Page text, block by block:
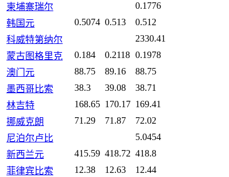
柬埔寨瑞尔
0.1776
韩国元
0.5074 0.513
0.512
科威特第纳尔
2330.41
蒙古图格里克
0.184 0.2118 0.1978
澳门元
88.75 89.16
88.75
墨西哥比索
38.3 39.08
38.71
林吉特
168.65 170.17 169.41
挪威克朗
71.29 71.87
72.02
尼泊尔卢比
5.0454
新西兰元
415.59 418.72 418.8
菲律宾比索
12.38 12.63
12.44